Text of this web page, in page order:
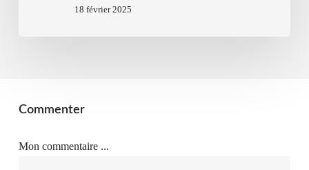
18 février 2025
Commenter
Mon commentaire ...